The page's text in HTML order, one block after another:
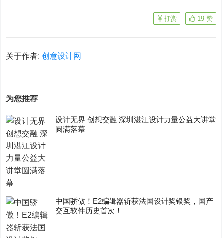
19 赞
打赏
关于作者:创意设计网
为您推荐
设计无界 创想交融 深圳湛江设计力量公益大讲堂
圆满落幕
中国骄傲！E2编辑器斩获法国设计奖银奖，国产
交互软件历史首次！